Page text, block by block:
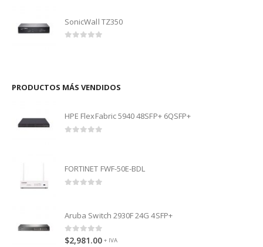
SonicWall TZ350
PRODUCTOS MÁS VENDIDOS
HPE FlexFabric 5940 48SFP+ 6QSFP+
FORTINET FWF-50E-BDL
Aruba Switch 2930F 24G 4SFP+
0out of 5
$2,981.00 + IVA